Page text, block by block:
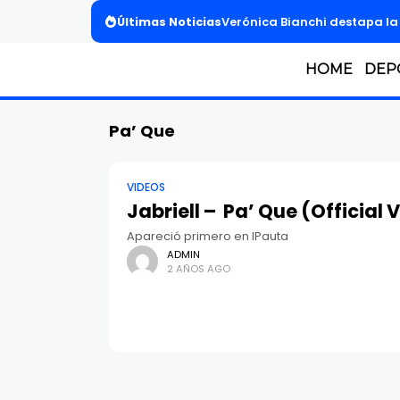
Últimas NoticiasVerónica Bianchi destapa la
HOME
Pa’ Que
VIDEOS
Jabriell – Pa’ Que (Official
Apareció primero en IPauta
ADMIN
2 AÑOS AGO